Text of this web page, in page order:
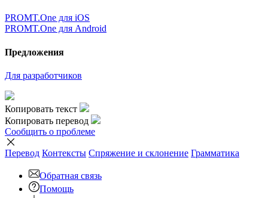
PROMT.One для iOS
PROMT.One для Android
Предложения
Для разработчиков
Копировать текст
Копировать перевод
Сообщить о проблеме
Перевод Контексты Спряжение и склонение Грамматика
Обратная связь
Помощь